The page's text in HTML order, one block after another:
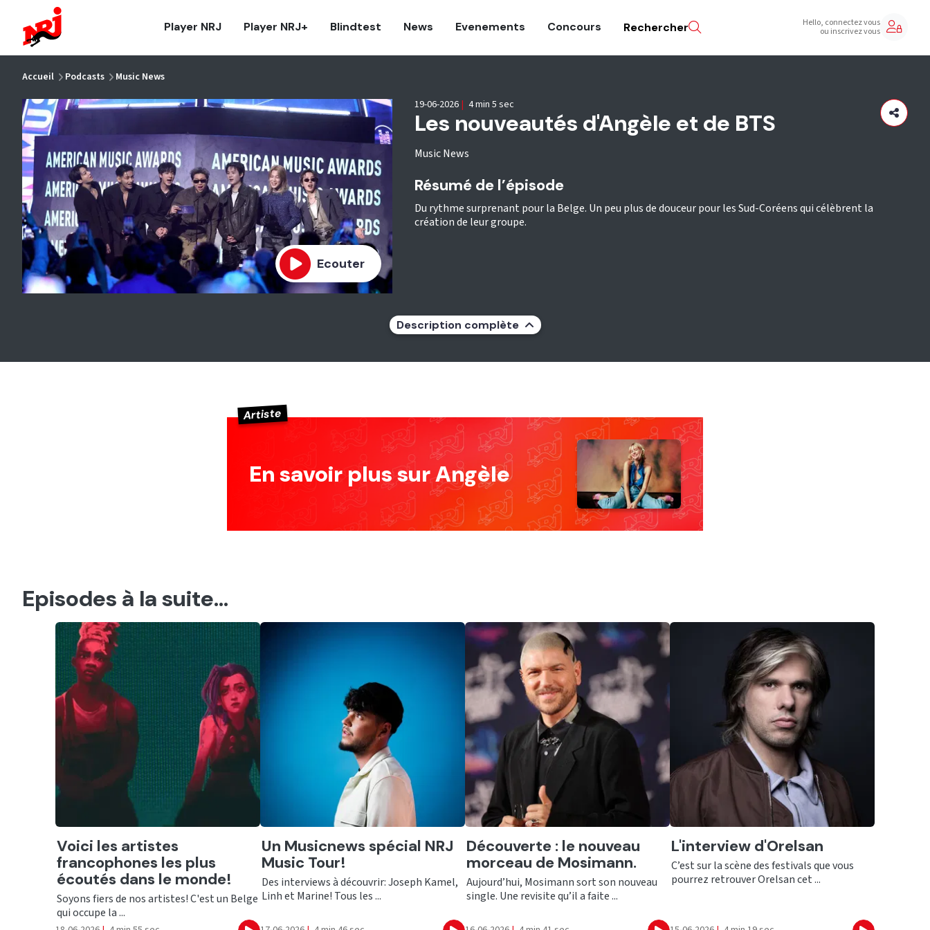
Player NRJ Player NRJ+ Blindtest News Evenements Concours Rechercher Hello, connectez vous
ou inscrivez vous
Accueil Podcasts Music News
Ecouter
Les nouveautés d'Angèle et de BTS
Music News
19-06-2026 | 4 min 5 sec
Résumé de l’épisode
Du rythme surprenant pour la Belge. Un peu plus de douceur pour les Sud-Coréens qui célèbrent la
création de leur groupe.
Description complète
Artiste
En savoir plus sur Angèle
Episodes à la suite...
Ecouter
Voici les artistes
francophones les plus
écoutés dans le monde!
Soyons fiers de nos artistes! C'est un Belge
qui occupe la ...
Ecouter
Un Musicnews spécial NRJ
Music Tour!
Des interviews à découvrir: Joseph Kamel,
Linh et Marine! Tous les ...
Ecouter
Découverte : le nouveau
morceau de Mosimann.
Aujourd’hui, Mosimann sort son nouveau
single. Une revisite qu’il a faite ...
Ecouter
L'interview d'Orelsan
C’est sur la scène des festivals que vous
pourrez retrouver Orelsan cet ...